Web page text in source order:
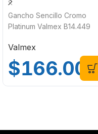
Gancho Sencillo Cromo
Platinum Valmex B14.449
Valmex
$166.00